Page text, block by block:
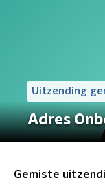
Uitzending
Adres
Gemiste